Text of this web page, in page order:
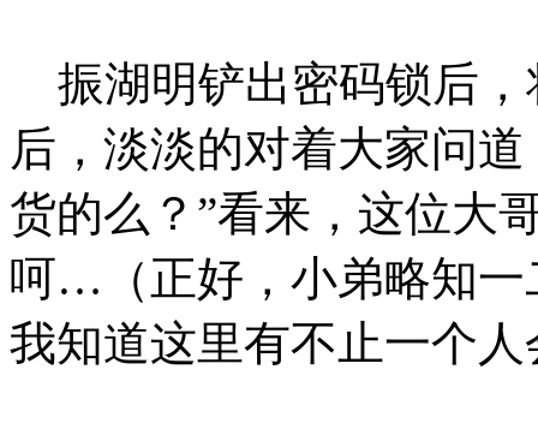
振湖明铲出密码锁后，
后，淡淡的对着大家问
货的么？”看来，这位大
呵…（正好，小弟略知一
我知道这里有不止一个